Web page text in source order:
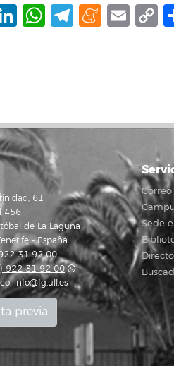
LinkedIn
WhatsApp
61
456
de La Laguna
- España
31 92 00
922 31 92 00
info@fg.ull.es
previa
Sede